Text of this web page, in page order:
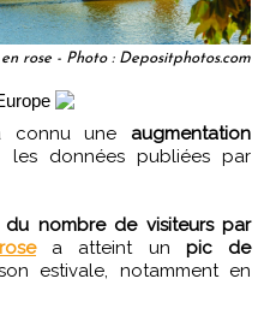
rose - Photo : Depositphotos.com
une augmentation
les données publiées par
du nombre de visiteurs par
a atteint un pic de
estivale, notamment en